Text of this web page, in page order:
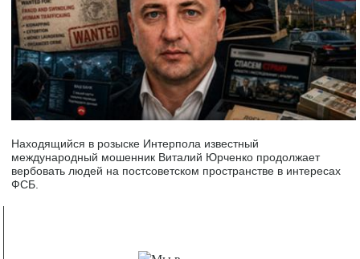
Находящийся в розыске Интерпола известный
международный мошенник Виталий Юрченко продолжает
вербовать людей на постсоветском пространстве в интересах
ФСБ.